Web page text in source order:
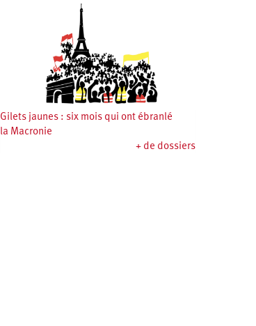
Gilets jaunes : six mois qui ont ébranlé
la Macronie
+ de dossiers